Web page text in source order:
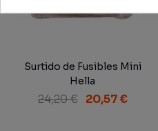
Surtido de Fusibles Mini
Hella
24,20 € 20,57 €